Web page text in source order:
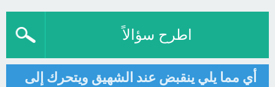
اطرح سؤالاً
أي مما يلي ينقبض عند الشهيق ويتحرك إلى